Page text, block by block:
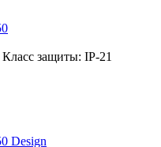
Класс защиты: IP-21